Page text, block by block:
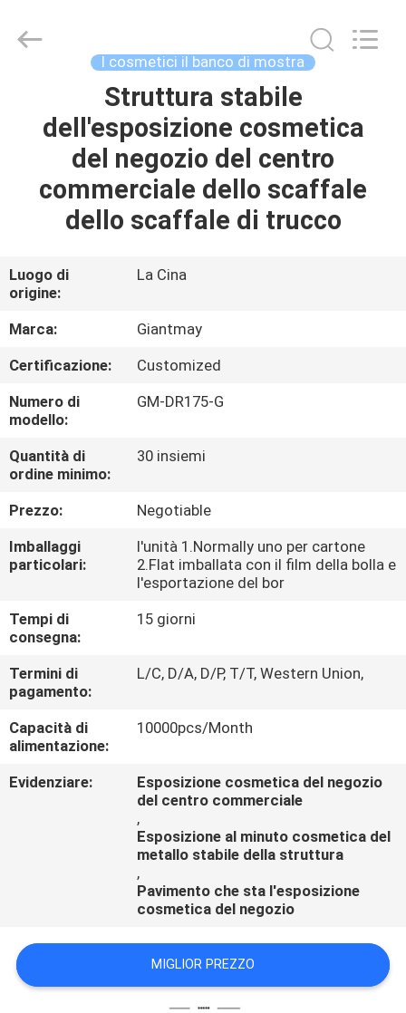
PRODOTTI
CIRCA
GIRO
DELLA
FABBRICA
CONTROLLO
DI
QUALITÀ
CONTATTICI
CASI
Pegboard
fornitore.
fsgiantmay.com.
I cosmetici il banco di mostra
Struttura stabile
dell'esposizione cosmetica
del negozio del centro
commerciale dello scaffale
dello scaffale di trucco
Luogo di
origine:
La Cina
Marca:
Giantmay
Certificazione:
Customized
Numero di
modello:
GM-DR175-G
Quantità di
ordine minimo:
30 insiemi
Prezzo:
Negotiable
Imballaggi
particolari:
l'unità 1.Normally uno per cartone
2.Flat imballata con il film della bolla e
l'esportazione del bor
Tempi di
consegna:
15 giorni
Termini di
pagamento:
L/C, D/A, D/P, T/T, Western Union,
Capacità di
alimentazione:
10000pcs/Month
Evidenziare:
Esposizione cosmetica del negozio
del centro commerciale
,
Esposizione al minuto cosmetica del
metallo stabile della struttura
,
Pavimento che sta l'esposizione
cosmetica del negozio
MIGLIOR PREZZO